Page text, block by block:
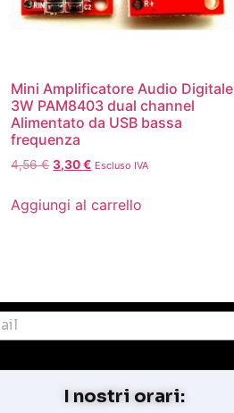
Mini Amplificatore Audio Digitale
3W PAM8403 dual channel
Alimentato da USB bassa
frequenza
4,56€ 3,30€ Escluso IVA
Aggiungi al carrello
I nostri orari: